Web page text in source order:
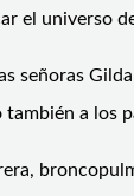
el universo
señoras
también a los